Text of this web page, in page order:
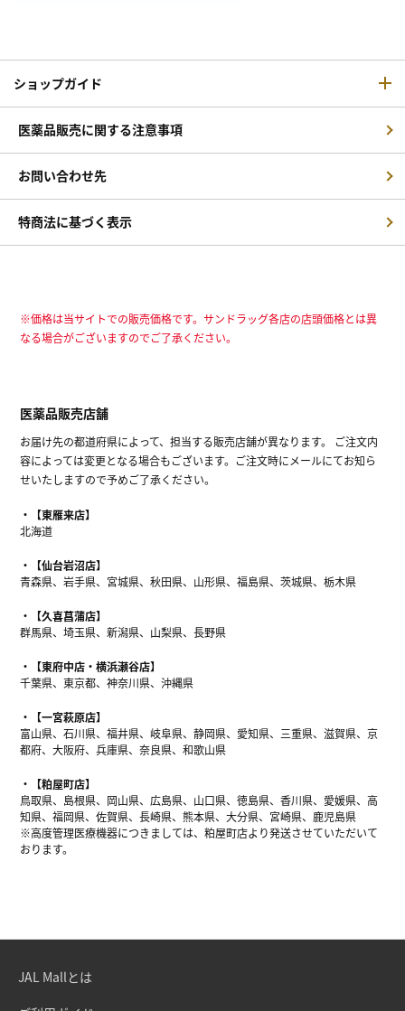
ショップガイド
医薬品販売に関する注意事項
お問い合わせ先
特商法に基づく表示
※価格は当サイトでの販売価格です。サンドラッグ各店の店頭価格とは異
なる場合がございますのでご了承ください。
医薬品販売店舗
お届け先の都道府県によって、担当する販売店舗が異なります。 ご注文内
容によっては変更となる場合もございます。ご注文時にメールにてお知ら
せいたしますので予めご了承ください。
【東雁来店】
北海道
【仙台岩沼店】
青森県、岩手県、宮城県、秋田県、山形県、福島県、茨城県、栃木県
【久喜菖蒲店】
群馬県、埼玉県、新潟県、山梨県、長野県
【東府中店・横浜瀬谷店】
千葉県、東京都、神奈川県、沖縄県
【一宮萩原店】
富山県、石川県、福井県、岐阜県、静岡県、愛知県、三重県、滋賀県、京
都府、大阪府、兵庫県、奈良県、和歌山県
【粕屋町店】
鳥取県、島根県、岡山県、広島県、山口県、徳島県、香川県、愛媛県、高
知県、福岡県、佐賀県、長崎県、熊本県、大分県、宮崎県、鹿児島県
※高度管理医療機器につきましては、粕屋町店より発送させていただいて
おります。
JAL Mallとは